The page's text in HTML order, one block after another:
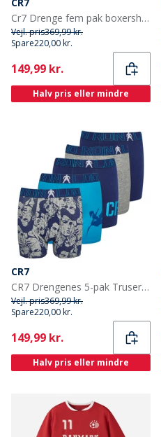
Cr7 Drenge fem pak boxershorts sort
Vejl. pris369,99 kr.
Spare220,00 kr.
Current
149,99 kr.
Halv pris eller mindre
CR7
CR7 Drengenes 5-pak Truser Multifarvet
Vejl. pris369,99 kr.
Spare220,00 kr.
Current
149,99 kr.
Halv pris eller mindre